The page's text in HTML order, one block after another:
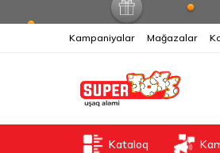
Kampaniyalar Mağazalar
Kataloq